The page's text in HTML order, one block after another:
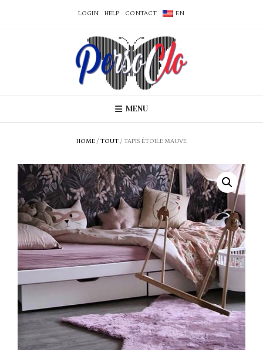
LOGIN HELP CONTACT EN
MENU
HOME / TOUT / TAPIS ÉTOILE MAUVE